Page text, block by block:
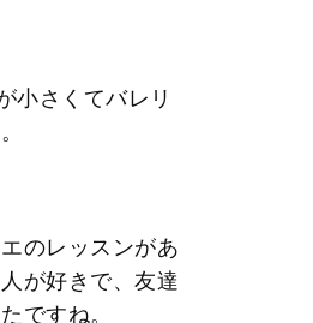
小さくてバレリ
のレッスンがあ
が好きで、友達
ですね。